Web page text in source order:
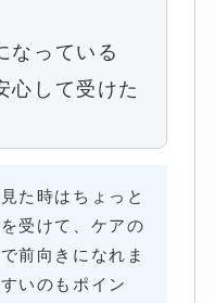
なっている
心して受けた
た時はちょっと
受けて、ケアの
前向きになれま
いのもポイン